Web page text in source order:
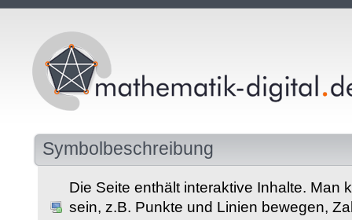
Symbolbeschreibung
Die Seite enthält interaktive Inhalte. Man
sein, z.B. Punkte und Linien bewegen,